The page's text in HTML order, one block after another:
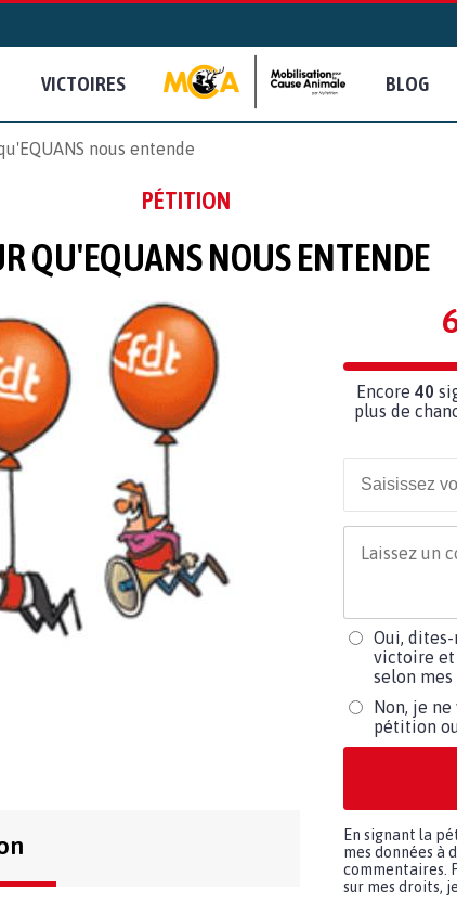
VICTOIRES BLOG
nous entende
PÉTITION
QU'EQUANS NOUS ENTENDE
Encore 40
plus de
Oui,
victoire et
selon
Non, je
pétition
En signant la
mes données à
commentaires.
sur mes droits,